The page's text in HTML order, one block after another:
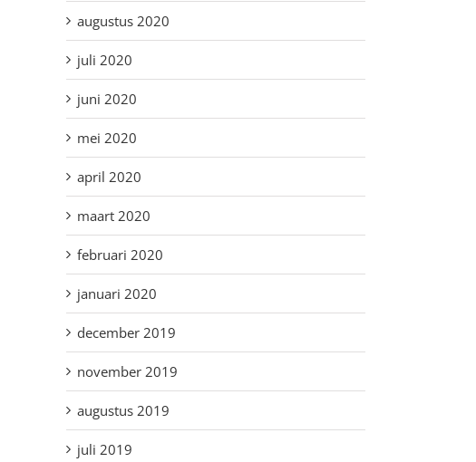
augustus 2020
juli 2020
juni 2020
mei 2020
april 2020
maart 2020
februari 2020
januari 2020
december 2019
november 2019
augustus 2019
juli 2019